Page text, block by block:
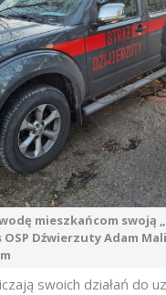
mieszkańcom swoją
Dźwierzuty Adam
swoich działań do